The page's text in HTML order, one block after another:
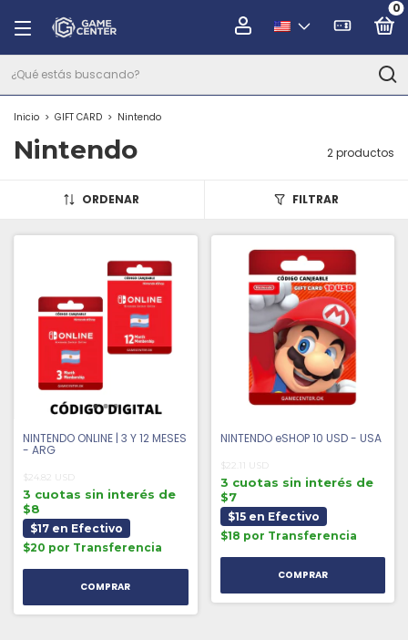
0
Inicio > GIFT CARD > Nintendo
Nintendo 2 productos
ORDENAR FILTRAR
NINTENDO ONLINE | 3 Y 12 MESES
- ARG
$24.82 USD
3 cuotas sin interés de
$8
$17 en Efectivo
$20 por Transferencia
COMPRAR
NINTENDO eSHOP 10 USD - USA
$22.11 USD
3 cuotas sin interés de
$7
$15 en Efectivo
$18 por Transferencia